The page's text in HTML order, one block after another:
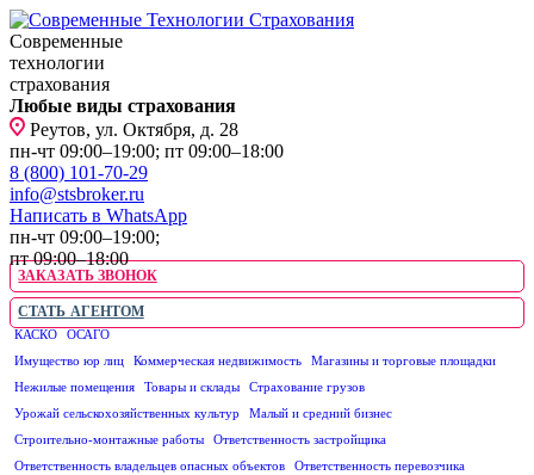
Современные
технологии
страхования
Любые виды страхования
Реутов, ул. Октября, д. 28
пн-чт 09:00–19:00; пт 09:00–18:00
8 (800) 101-70-29
info@stsbroker.ru
Написать в WhatsApp
пн-чт 09:00–19:00;
пт 09:00–18:00
ЗАКАЗАТЬ ЗВОНОК
СТАТЬ АГЕНТОМ
КАСКО ОСАГО
Имущество юр лиц
Коммерческая недвижимость
Магазины и торговые площадки
Нежилые помещения
Товары и склады
Страхование грузов
Урожай сельскохозяйственных культур
Малый и средний бизнес
Строительно-монтажные работы
Ответственность застройщика
Ответственность владельцев опасных объектов
Ответственность перевозчика